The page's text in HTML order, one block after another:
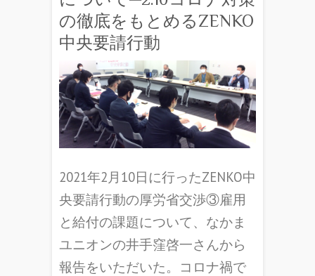
の徹底をもとめるZENKO
中央要請行動
2021年2月10日に行ったZENKO中
央要請行動の厚労省交渉③雇用
と給付の課題について、なかま
ユニオンの井手窪啓一さんから
報告をいただいた。コロナ禍で